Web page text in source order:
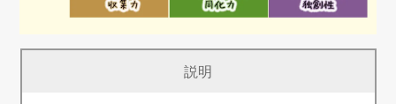
説明